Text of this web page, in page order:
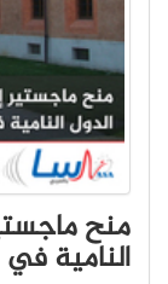
منح
النامية